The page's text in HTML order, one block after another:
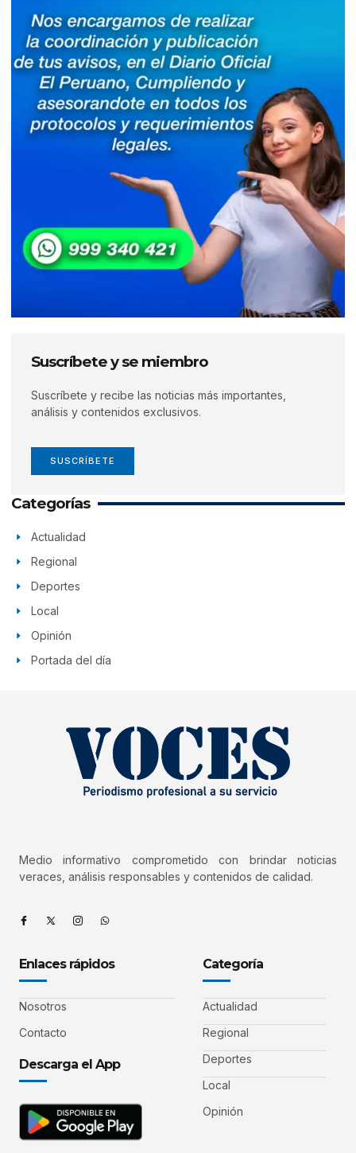
Suscríbete y se miembro
Suscríbete y recibe las noticias más importantes,
análisis y contenidos exclusivos.
SUSCRÍBETE
Categorías
Actualidad
Regional
Deportes
Local
Opinión
Portada del día
Medio informativo comprometido con brindar noticias
veraces, análisis responsables y contenidos de calidad.
Enlaces rápidos
Nosotros
Contacto
Descarga el App
Categoría
Actualidad
Regional
Deportes
Local
Opinión